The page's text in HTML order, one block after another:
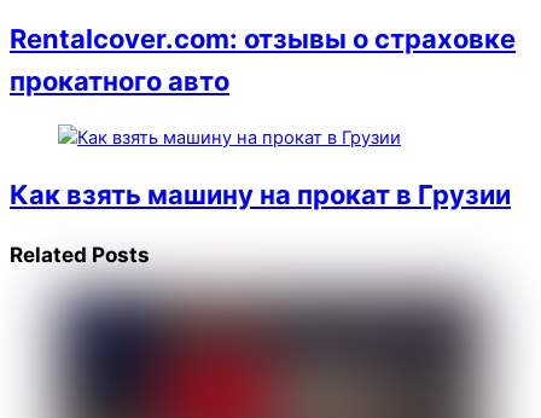
Rentalcover.com: отзывы о страховке
прокатного авто
Как взять машину на прокат в Грузии
Related Posts